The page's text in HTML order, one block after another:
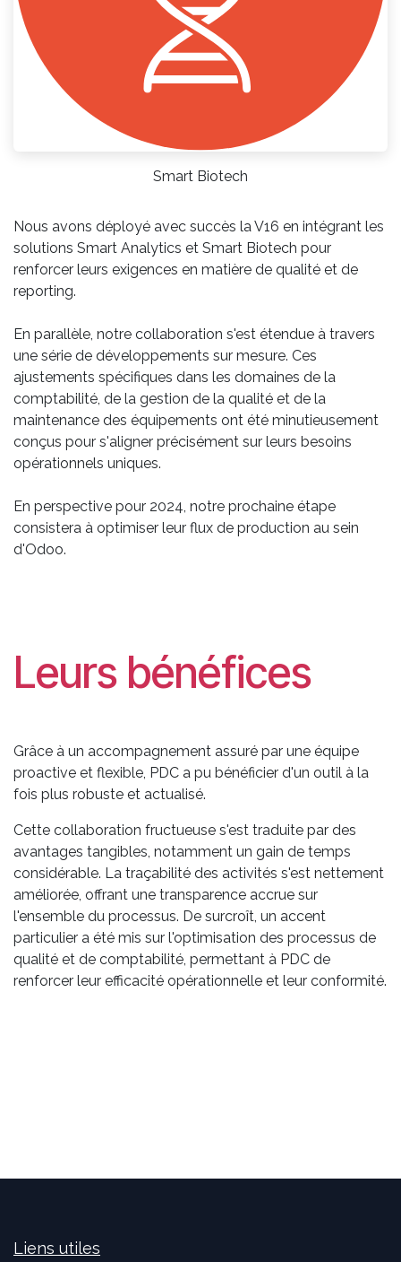
Smart Biotech
Nous avons déployé avec succès la V16 en intégrant les
solutions Smart Analytics et Smart Biotech pour
renforcer leurs exigences en matière de qualité et de
reporting.
En parallèle, notre collaboration s'est étendue à travers
une série de développements sur mesure. Ces
ajustements spécifiques dans les domaines de la
comptabilité, de la gestion de la qualité et de la
maintenance des équipements ont été minutieusement
conçus pour s'aligner précisément sur leurs besoins
opérationnels uniques.
En perspective pour 2024, notre prochaine étape
consistera à optimiser leur flux de production au sein
d'Odoo.
Leurs bénéfices
Grâce à un accompagnement assuré par une équipe
proactive et flexible, PDC a pu bénéficier d'un outil à la
fois plus robuste et actualisé.
Cette collaboration fructueuse s'est traduite par des
avantages tangibles, notamment un gain de temps
considérable. La traçabilité des activités s'est nettement
améliorée, offrant une transparence accrue sur
l'ensemble du processus. De surcroît, un accent
particulier a été mis sur l'optimisation des processus de
qualité et de comptabilité, permettant à PDC de
renforcer leur efficacité opérationnelle et leur conformité.
Liens utiles